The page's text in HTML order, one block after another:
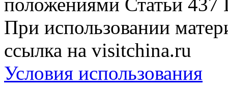
положениями Статьи 437
При использовании
ссылка на visitchina.ru
Условия использования